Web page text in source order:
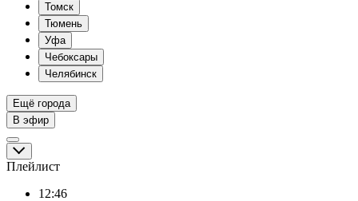
Томск
Тюмень
Уфа
Чебоксары
Челябинск
Ещё города
В эфир
Плейлист
12:46